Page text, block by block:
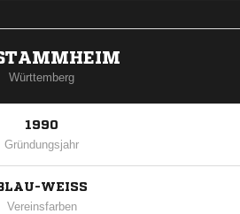
Württemberg
1990
Gründungsjahr
WEISS
Vereinsfarben